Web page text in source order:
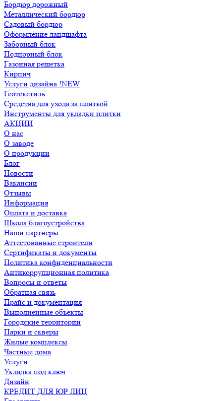
Бордюр дорожный
Металлический бордюр
Садовый бордюр
Оформление ландшафта
Заборный блок
Подпорный блок
Газонная решетка
Кирпич
Услуги дизайна !NEW
Геотекстиль
Средства для ухода за плиткой
Инструменты для укладки плитки
АКЦИИ
О нас
О заводе
О продукции
Блог
Новости
Вакансии
Отзывы
Информация
Оплата и доставка
Школа благоустройства
Наши партнёры
Аттестованные строители
Сертификаты и документы
Политика конфиденциальности
Антикоррупционная политика
Вопросы и ответы
Обратная связь
Прайс и документация
Выполненные объекты
Городские территории
Парки и скверы
Жилые комплексы
Частные дома
Услуги
Укладка под ключ
Дизайн
КРЕДИТ ДЛЯ ЮР ЛИЦ